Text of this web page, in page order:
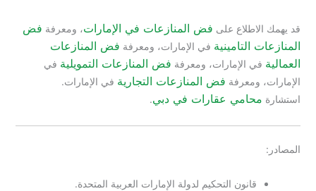
قد يهمك الاطلاع على فض المنازعات في الإمارات، ومعرفة فض
المنازعات التامينية في الإمارات، ومعرفة فض المنازعات
العمالية في الإمارات، ومعرفة فض المنازعات التمويلية في
الإمارات، ومعرفة فض المنازعات التجارية في الإمارات.
استشارة محامي عقارات في دبي.
المصادر:
قانون التحكيم لدولة الإمارات العربية المتحدة.